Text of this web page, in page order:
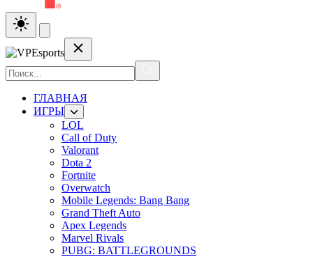
ГЛАВНАЯ
ИГРЫ
LOL
Call of Duty
Valorant
Dota 2
Fortnite
Overwatch
Mobile Legends: Bang Bang
Grand Theft Auto
Apex Legends
Marvel Rivals
PUBG: BATTLEGROUNDS